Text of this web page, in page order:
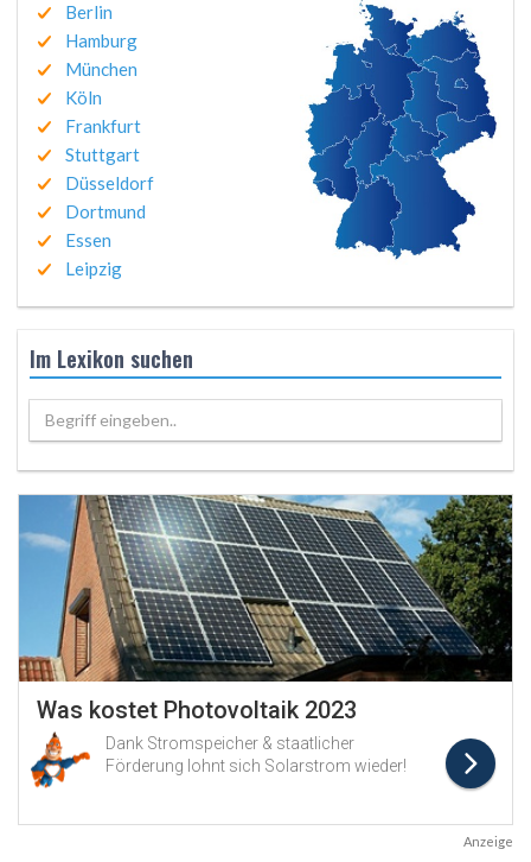
Berlin
Hamburg
München
Köln
Frankfurt
Stuttgart
Düsseldorf
Dortmund
Essen
Leipzig
Im Lexikon suchen
Begriff eingeben..
Anzeige